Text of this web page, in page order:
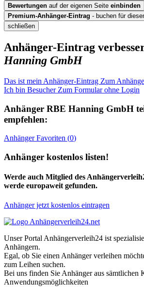
Bewertungen auf der eigenen Seite einbinden
Premium-Anhänger-Eintrag - buchen für
schließen
Anhänger-Eintrag
Hanning GmbH
Das ist mein Anhänger-Eintrag Zum
Ich bin Besucher Zum Formular ohne Login
Anhänger RBE Hanning GmbH
empfehlen:
AnhängerFavoriten (0)
Anhänger kostenlos listen!
Werde auch Mitglied des
werde europaweit gefunden.
Anhänger jetzt kostenlos eintragen
Unser Portal Anhängerverleih24 ist
Anhängern.
Egal, ob Sie einen Anhänger verleihen
zum Leihen suchen.
Bei uns finden Sie Anhänger aus sämtlichen
Anwendungsmöglichkeiten